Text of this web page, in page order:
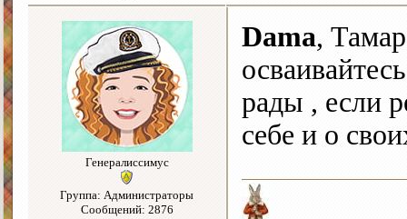
Генералиссимус
Группа: Администраторы
Сообщений: 2876
Dama,
рады , если
себе и о